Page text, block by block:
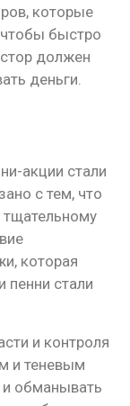
которые
чтобы быстро
должен
деньги.
акции стали
с тем, что
тщательному
которая
пенни стали
и контроля
и теневым
обманывать